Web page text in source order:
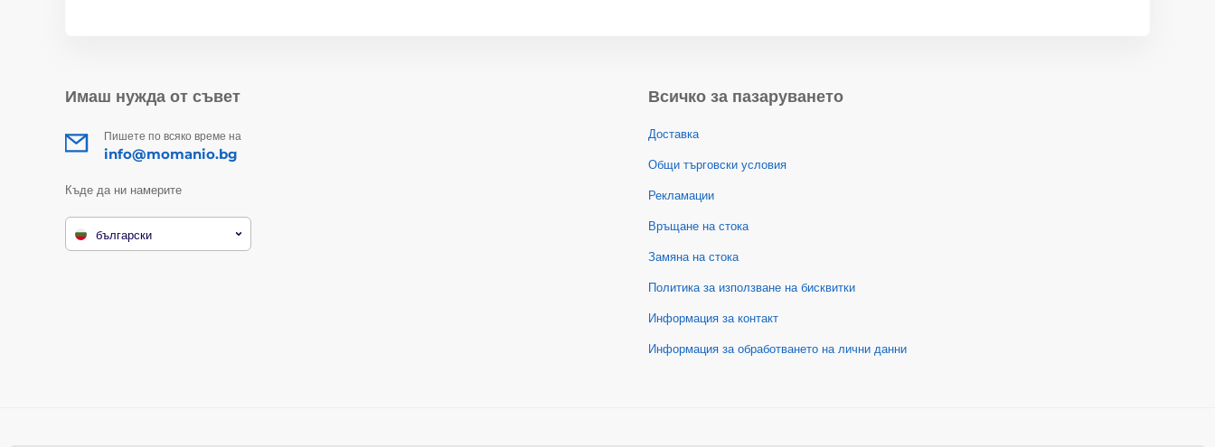
Имаш нужда от съвет
Пишете по всяко време на
info@momanio.bg
Къде да ни намерите
български
Всичко за пазаруването
Доставка
Общи търговски условия
Рекламации
Връщане на стока
Замяна на стока
Политика за използване на бисквитки
Информация за контакт
Информация за обработването на лични данни